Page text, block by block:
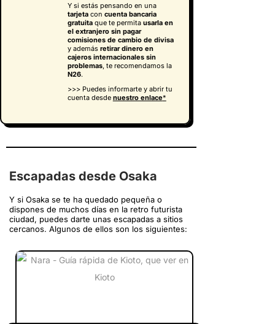
Y si estás pensando en una
tarjetacon cuenta bancaria
gratuitaque te permita usarla en
el extranjero sin pagar
comisiones de cambio de divisa
y además retirar dinero en
cajeros internacionales sin
problemas, te recomendamos la
N26.
>>> Puedes informarte y abrir tu
cuenta desde nuestro enlace*
Escapadas desde Osaka
Y si Osaka se te ha quedado pequeña o
dispones de muchos días en la retro futurista
ciudad, puedes darte unas escapadas a sitios
cercanos. Algunos de ellos son los siguientes: